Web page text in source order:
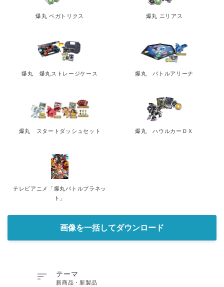
爆丸 ペガトリクス 爆丸 ニリアス
爆丸 爆丸ストレージケース 爆丸 バトルアリーナ
爆丸 スタートダッシュセット 爆丸 ハウルカーＤＸ
テレビアニメ「爆丸バトルプラネッ
ト」
画像を一括してダウンロード
 テーマ
新商品・新製品